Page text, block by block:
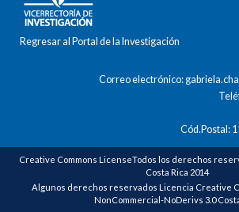
Regresar al Portal de la Investigación
Correo electrónico:
Cód.Postal:
Creative Commons LicenseTodos los derechos
Costa Rica 2014
Algunos derechos reservados Licencia Creative
NonCommercial-NoDerivs 3.0